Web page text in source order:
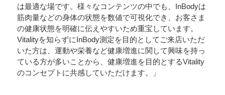
は最適な場です。様々なコンテンツの中でも、InBodyは
筋肉量などの身体の状態を数値で可視化でき、お客さま
の健康状態を明確に伝えやすいため重宝しています。
Vitalityを知らずにInBody測定を目的としてご来店いただ
いた方は、運動や栄養など健康増進に関して興味を持っ
ている方が多いことから、健康増進を目的とするVitality
のコンセプトに共感していただけます。」